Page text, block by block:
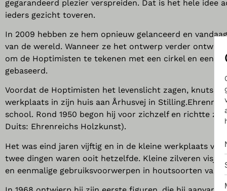
gegarandeerd plezier verspreiden. Dat is het hele idee
ieders gezicht toveren.
In 2009 hebben ze hem opnieuw gelanceerd en
van de wereld. Wanneer ze het ontwerp verder
om de Hoptimisten te tekenen met een cirkel en een
gebaseerd.
Voordat de Hoptimisten het levenslicht zagen,
werkplaats in zijn huis aan Århusvej in
school. Rond 1950 begon hij voor zichzelf en richtte
Duits: Ehrenreichs Holzkunst).
Het was eind jaren vijftig en in de kleine werkplaats
twee dingen waren ooit hetzelfde. Kleine zilveren
en eenmalige gebruiksvoorwerpen in houtsoorten van